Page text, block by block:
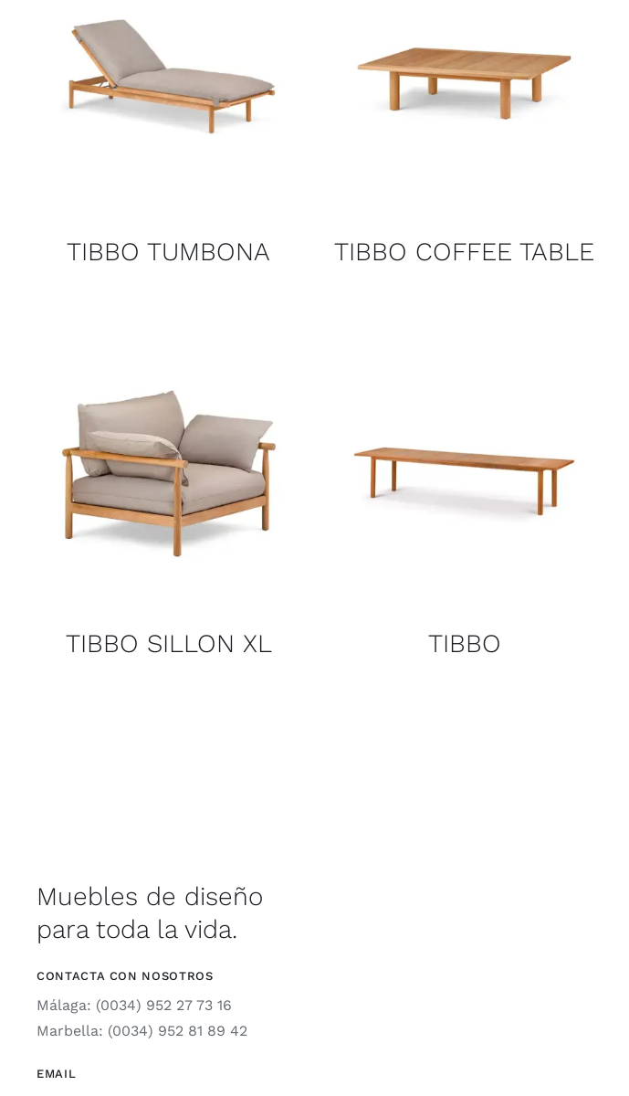
TIBBO TUMBONA TIBBO COFFEE TABLE
TIBBO SILLON XL TIBBO
Muebles de diseño
para toda la vida.
CONTACTA CON NOSOTROS
Málaga: (0034) 952 27 73 16
Marbella: (0034) 952 81 89 42
EMAIL